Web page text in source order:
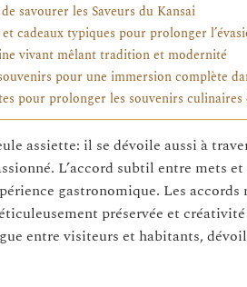
savourer les Saveurs du Kansai
cadeaux typiques pour prolonger
vivant mêlant tradition et modernité
pour une immersion complète
pour prolonger les souvenirs culinaires
assiette: il se dévoile aussi à
L’accord subtil entre mets
gastronomique. Les
préservée et
entre visiteurs et habitants,